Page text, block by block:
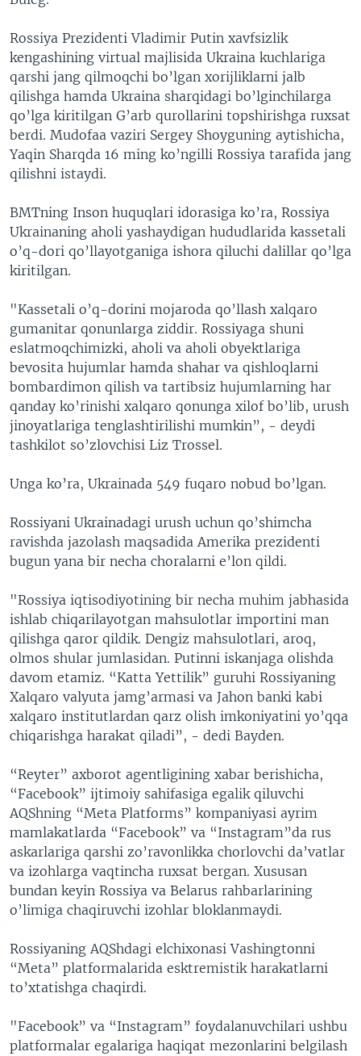
Rossiya Prezidenti Vladimir Putin xavfsizlik
kengashining virtual majlisida Ukraina kuchlariga
qarshi jang qilmoqchi bo’lgan xorijliklarni jalb
qilishga hamda Ukraina sharqidagi bo’lginchilarga
qo’lga kiritilgan G’arb qurollarini topshirishga ruxsat
berdi. Mudofaa vaziri Sergey Shoyguning aytishicha,
Yaqin Sharqda 16 ming ko’ngilli Rossiya tarafida jang
qilishni istaydi.
BMTning Inson huquqlari idorasiga ko’ra, Rossiya
Ukrainaning aholi yashaydigan hududlarida kassetali
o’q-dori qo’llayotganiga ishora qiluchi dalillar qo’lga
kiritilgan.
"Kassetali o’q-dorini mojaroda qo’llash xalqaro
gumanitar qonunlarga ziddir. Rossiyaga shuni
eslatmoqchimizki, aholi va aholi obyektlariga
bevosita hujumlar hamda shahar va qishloqlarni
bombardimon qilish va tartibsiz hujumlarning har
qanday ko’rinishi xalqaro qonunga xilof bo’lib, urush
jinoyatlariga tenglashtirilishi mumkin”, - deydi
tashkilot so’zlovchisi Liz Trossel.
Unga ko’ra, Ukrainada 549 fuqaro nobud bo’lgan.
Rossiyani Ukrainadagi urush uchun qo’shimcha
ravishda jazolash maqsadida Amerika prezidenti
bugun yana bir necha choralarni e’lon qildi.
"Rossiya iqtisodiyotining bir necha muhim jabhasida
ishlab chiqarilayotgan mahsulotlar importini man
qilishga qaror qildik. Dengiz mahsulotlari, aroq,
olmos shular jumlasidan. Putinni iskanjaga olishda
davom etamiz. “Katta Yettilik” guruhi Rossiyaning
Xalqaro valyuta jamg’armasi va Jahon banki kabi
xalqaro institutlardan qarz olish imkoniyatini yo’qqa
chiqarishga harakat qiladi”, - dedi Bayden.
“Reyter” axborot agentligining xabar berishicha,
“Facebook” ijtimoiy sahifasiga egalik qiluvchi
AQShning “Meta Platforms” kompaniyasi ayrim
mamlakatlarda “Facebook” va “Instagram”da rus
askarlariga qarshi zo’ravonlikka chorlovchi da’vatlar
va izohlarga vaqtincha ruxsat bergan. Xususan
bundan keyin Rossiya va Belarus rahbarlarining
o’limiga chaqiruvchi izohlar bloklanmaydi.
Rossiyaning AQShdagi elchixonasi Vashingtonni
“Meta” platformalarida esktremistik harakatlarni
to’xtatishga chaqirdi.
"Facebook” va “Instagram” foydalanuvchilari ushbu
platformalar egalariga haqiqat mezonlarini belgilash